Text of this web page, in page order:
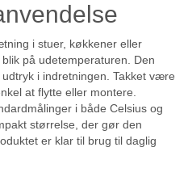
i stuer, køkkener eller
på udetemperaturen. Den
i indretningen. Takket være
at flytte eller montere.
i både Celsius og
størrelse, der gør den
er klar til brug til daglig